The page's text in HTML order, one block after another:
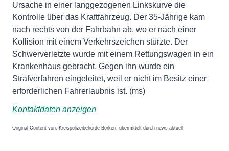
Ursache in einer langgezogenen Linkskurve die
Kontrolle über das Kraftfahrzeug. Der 35-Jährige kam
nach rechts von der Fahrbahn ab, wo er nach einer
Kollision mit einem Verkehrszeichen stürzte. Der
Schwerverletzte wurde mit einem Rettungswagen in ein
Krankenhaus gebracht. Gegen ihn wurde ein
Strafverfahren eingeleitet, weil er nicht im Besitz einer
erforderlichen Fahrerlaubnis ist. (ms)
Kontaktdaten anzeigen
Original-Content von: Kreispolizeibehörde Borken, übermittelt durch news aktuell